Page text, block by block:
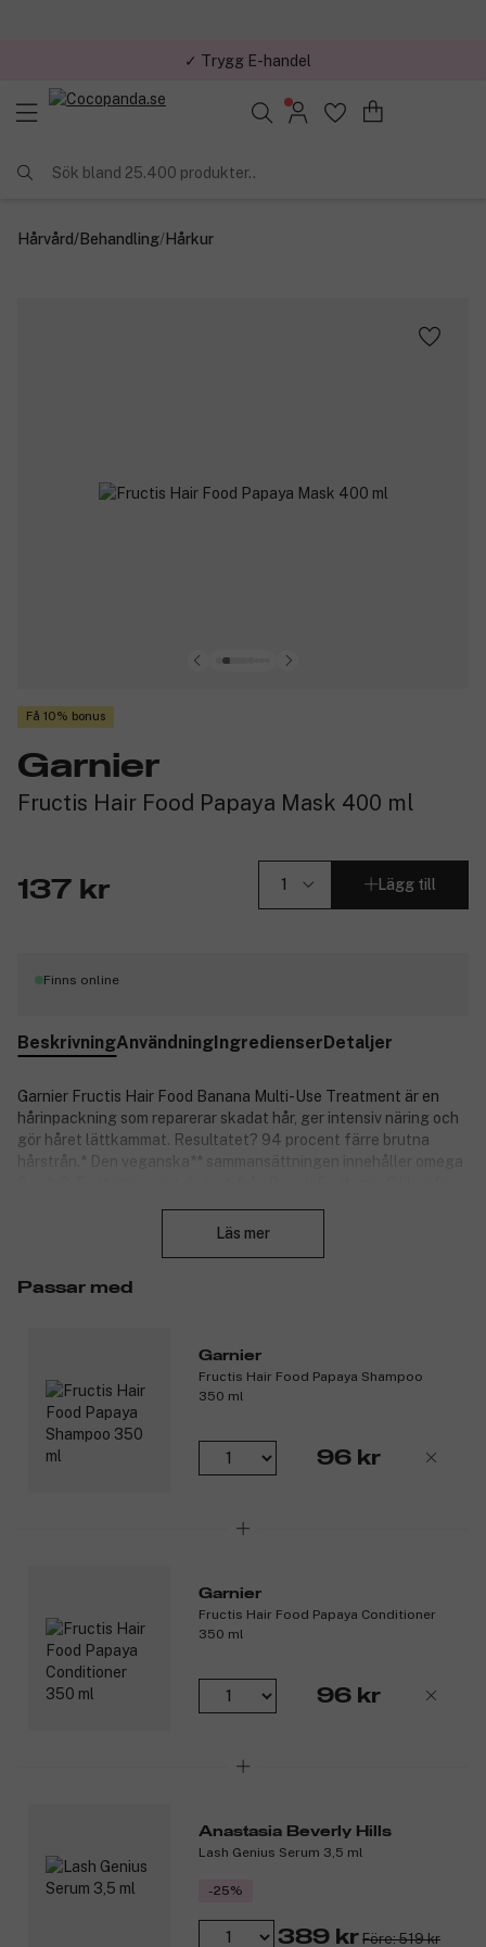
✓ Trygg E-handel
Sök bland 25.400 produkter..
Hårvård/Behandling/Hårkur
Få 10% bonus
Garnier
Fructis Hair Food Papaya Mask 400 ml
137 kr Lägg till
Finns online
BeskrivningAnvändningIngredienserDetaljer
Garnier Fructis Hair Food Banana Multi-Use Treatment är en
hårinpackning som reparerar skadat hår, ger intensiv näring och
gör håret lättkammat. Resultatet? 94 procent färre brutna
hårstrån.* Den veganska** sammansättningen innehåller omega
Tre-i-ett-produkt som kan användas som balsam,
hårinpackning eller leave-in.
94 procent färre brutna hårstrån.*
Garnier har officiellt godkänts av Cruelty Free
International under programmet Leaping Bunny.
*Instrumentellt test efter användning av produkten som rinse-
off. **Vegansk sammansättning. Utan ingredienser av
animaliskt ursprung. ***Enligt OECD 301 eller motsvarande ISO-
Läs mer
Passar med
Garnier
Fructis Hair Food Papaya Shampoo
350 ml
96 kr
Garnier
Fructis Hair Food Papaya Conditioner
350 ml
96 kr
Anastasia Beverly Hills
Lash Genius Serum 3,5 ml
-25%
389 kr Före: 519 kr